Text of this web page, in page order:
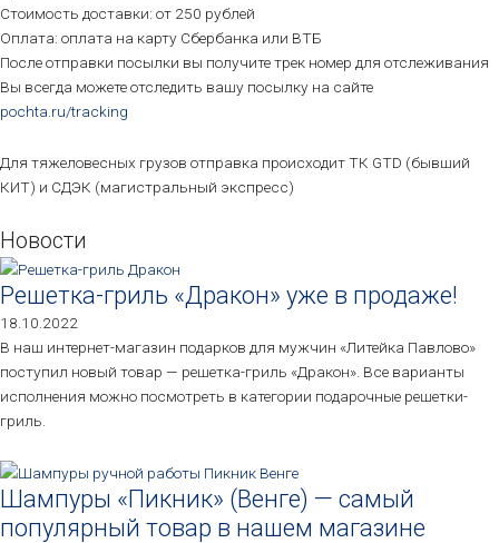
Стоимость доставки: от 250 рублей
Оплата: оплата на карту Сбербанка или ВТБ
После отправки посылки вы получите трек номер для отслеживания
Вы всегда можете отследить вашу посылку на сайте
pochta.ru/tracking
Для тяжеловесных грузов отправка происходит ТК GTD (бывший
КИТ) и СДЭК (магистральный экспресс)
Новости
Решетка-гриль «Дракон» уже в продаже!
18.10.2022
В наш интернет-магазин подарков для мужчин «Литейка Павлово»
поступил новый товар — решетка-гриль «Дракон». Все варианты
исполнения можно посмотреть в категории подарочные решетки-
гриль.
Шампуры «Пикник» (Венге) — самый
популярный товар в нашем магазине